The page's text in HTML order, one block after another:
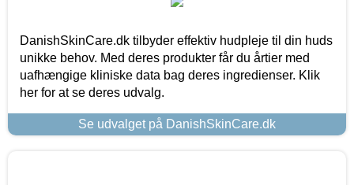
DanishSkinCare.dk tilbyder effektiv hudpleje til din huds
unikke behov. Med deres produkter får du årtier med
uafhængige kliniske data bag deres ingredienser. Klik
her for at se deres udvalg.
Se udvalget på DanishSkinCare.dk